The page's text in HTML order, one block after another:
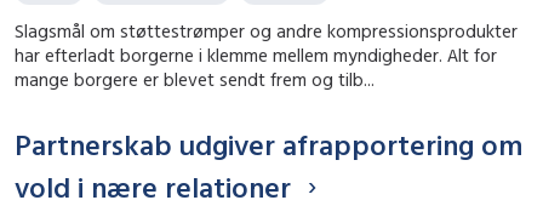
Slagsmål om støttestrømper og andre kompressionsprodukter
har efterladt borgerne i klemme mellem myndigheder. Alt for
mange borgere er blevet sendt frem og tilb...
Partnerskab udgiver afrapportering om
vold i nære relationer